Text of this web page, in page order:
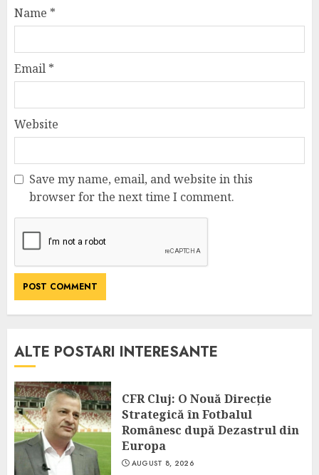
Name *
Email *
Website
Save my name, email, and website in this
browser for the next time I comment.
ALTE POSTARI INTERESANTE
CFR Cluj: O Nouă Direcție
Strategică în Fotbalul
Românesc după Dezastrul din
Europa
AUGUST 8, 2026